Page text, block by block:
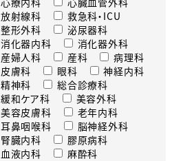
放射線科
救急科・ICU
整形外科
泌尿器科
消化器内科
消化器外科
産婦人科
産科
病理科
皮膚科
眼科
神経内科
精神科
総合診療科
緩和ケア科
美容外科
美容皮膚科
老年内科
耳鼻咽喉科
脳神経外科
腎臓内科
膠原病科
血液内科
麻酔科